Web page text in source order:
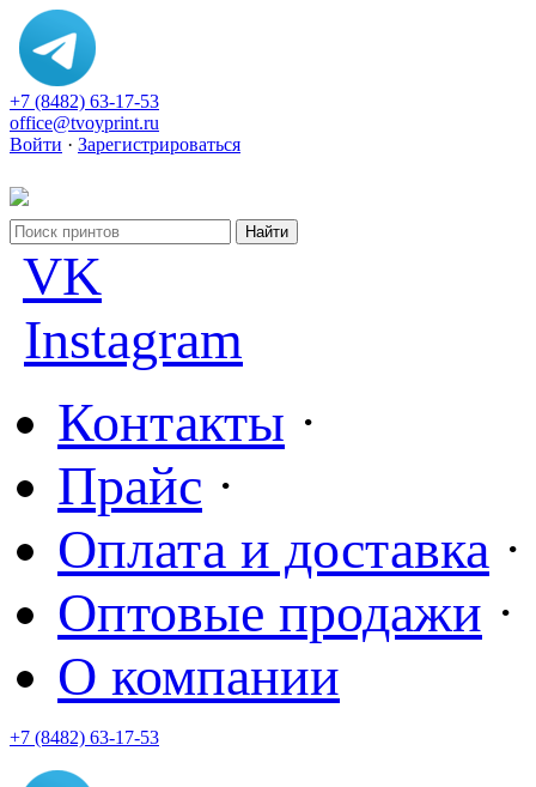
+7 (8482) 63-17-53
office@tvoyprint.ru
Войти · Зарегистрироваться
VK
Instagram
Контакты ·
Прайс ·
Оплата и доставка ·
Оптовые продажи ·
О компании
+7 (8482) 63-17-53